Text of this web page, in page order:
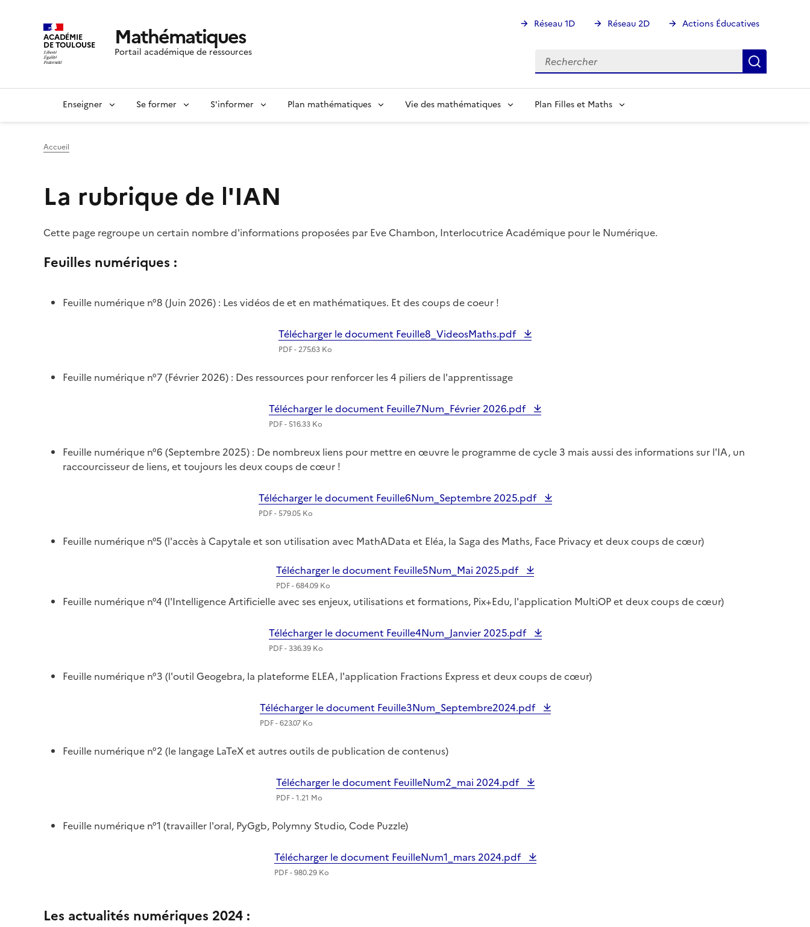
ACADÉMIE
DE TOULOUSE Mathématiques
Portail académique de ressources
Réseau 1D Réseau 2D Actions Éducatives
Rechercher
Rechercher
Enseigner Se former S'informer Plan mathématiques Vie des mathématiques Plan Filles et Maths
Accueil
La rubrique de l'IAN
Cette page regroupe un certain nombre d'informations proposées par Eve Chambon, Interlocutrice Académique pour le Numérique.
Feuilles numériques :
Feuille numérique n°8 (Juin 2026) : Les vidéos de et en mathématiques. Et des coups de coeur !
Télécharger le document Feuille8_VideosMaths.pdf
PDF - 275.63 Ko
Feuille numérique n°7 (Février 2026) : Des ressources pour renforcer les 4 piliers de l'apprentissage
Télécharger le document Feuille7Num_Février 2026.pdf
PDF - 516.33 Ko
Feuille numérique n°6 (Septembre 2025) : De nombreux liens pour mettre en œuvre le programme de cycle 3 mais aussi des informations sur l'IA, un
raccourcisseur de liens, et toujours les deux coups de cœur !
Télécharger le document Feuille6Num_Septembre 2025.pdf
PDF - 579.05 Ko
Feuille numérique n°5 (l'accès à Capytale et son utilisation avec MathAData et Eléa, la Saga des Maths, Face Privacy et deux coups de cœur)
Télécharger le document Feuille5Num_Mai 2025.pdf
PDF - 684.09 Ko
Feuille numérique n°4 (l'Intelligence Artificielle avec ses enjeux, utilisations et formations, Pix+Edu, l'application MultiOP et deux coups de cœur)
Télécharger le document Feuille4Num_Janvier 2025.pdf
PDF - 336.39 Ko
Feuille numérique n°3 (l'outil Geogebra, la plateforme ELEA, l'application Fractions Express et deux coups de cœur)
Télécharger le document Feuille3Num_Septembre2024.pdf
PDF - 623.07 Ko
Feuille numérique n°2 (le langage LaTeX et autres outils de publication de contenus)
Télécharger le document FeuilleNum2_mai 2024.pdf
PDF - 1.21 Mo
Feuille numérique n°1 (travailler l'oral, PyGgb, Polymny Studio, Code Puzzle)
Télécharger le document FeuilleNum1_mars 2024.pdf
PDF - 980.29 Ko
Les actualités numériques 2024 :